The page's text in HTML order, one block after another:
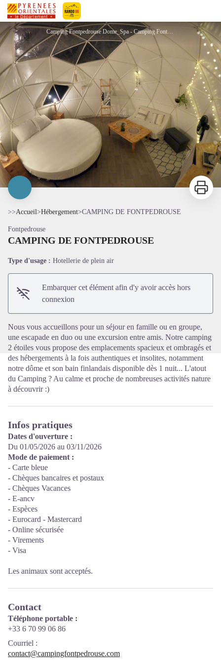
Pyrénées-Orientales Le Département
CAMPING DE FONTPEDROUSE
Camping Fontpedrouse Dome_Spa - Camping Fontpédrouse
Voir l'image en plein écran
Imprimer
>>Accueil>Hébergement>CAMPING DE FONTPEDROUSE
Fontpedrouse
CAMPING DE FONTPEDROUSE
Type d'usage : Hotellerie de plein air
Embarquer cet élément afin d'y avoir accès hors
connexion
Nous vous accueillons pour un séjour en famille ou en groupe,
une escapade en duo ou une excursion entre amis. Notre camping
2 étoiles vous propose des emplacements spacieux et ombragés et
des hébergements à la fois authentiques et insolites, notamment
notre dôme et son bain finlandais disponible dès 1 nuit... L'atout
du Camping ? Au calme et proche de nombreuses activités nature
à découvrir :)
Infos pratiques
Dates d'ouverture :
Du 01/05/2026 au 03/11/2026
Mode de paiement :
- Carte bleue
- Chèques bancaires et postaux
- Chèques Vacances
- E-ancv
- Espèces
- Eurocard - Mastercard
- Online sécurisée
- Virements
- Visa
Les animaux sont acceptés.
Contact
Téléphone portable :
+33 6 70 99 06 86
Courriel :
contact@campingfontpedrouse.com